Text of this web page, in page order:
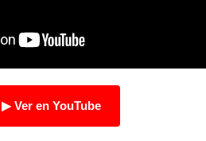
▶ Ver en YouTube